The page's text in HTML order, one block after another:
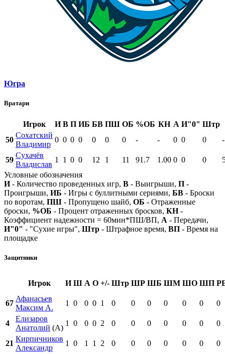
Югра
Вратари
Игрок И В П ИБ БВ ПШ ОБ %ОБ КН А И"0" Штр
50
Сохатский
Владимир
0 0 0 0 0 0 0 - - 0 0 0 -
59
Сухачёв
Владислав
1 1 0 0 12 1 11 91.7 1.00 0 0 0
Условные обозначения
И- Количество проведенных игр, В - Выигрыши, П -
Проигрыши, ИБ - Игры с буллитными сериями, БВ - Броски
по воротам, ПШ - Пропущено шайб, ОБ - Отраженные
броски, %ОБ - Процент отраженных бросков, КН-
Коэффициент надежности = 60мин*ПШ/ВП, А - Передачи,
И"0" - "Сухие игры", Штр - Штрафное время, ВП - Время на
площадке
Защитники
Игрок И Ш А О +/- Штр ШР ШБ ШМ ШО ШП
67
Афанасьев
Максим А.
1 0 0 0 1 0 0 0 0 0 0 0
4
Елизаров
Анатолий (А)
1 0 0 0 2 0 0 0 0 0 0 0
21
Кирпичников
Александр
1 0 1 1 2 0 0 0 0 0 0 0